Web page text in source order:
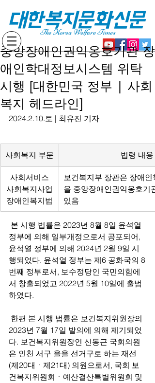
대한복지문화신문
The Korea Welfare Times
중앙장애인권익옹호기관 장
애인학대정보시스템 위탁
시행 [대한민국 정부 | 사회
복지 헤드라인]
2024.2.10.토 | 최유진 기자
사회복지 부문 법령 내용
사회서비스
사회복지사업
장애인복지법
보건복지부 장관은 장애인
을 중앙장애인권익옹호기
있음
정부에 의해 일부개정으로서 공포되어,
윤석열 정부에 의해 2024년 2월 9일 시
행되었다. 윤석열 정부는 제6 공화국의 8
번째 정부로서, 보수정당인 국민의힘에
서 창출되었고 2022년 5월 10일에 출범
하였다.
한편 본 시행 법률은 보건복지위원장의
2023년 7월 17일 발의에 의해 제기되었
다. 보건복지위원장인 신동근 국회의원
은 인천 서구 을을 선거구로 하는 재선
(제20대ㆍ제21대) 의원으로서, 국회 보
건복지위원회ㆍ예산결산특별위원회 및